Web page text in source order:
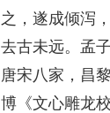
之，遂成倾泻
去古未远。孟
唐宋八家，昌
博《文心雕龙